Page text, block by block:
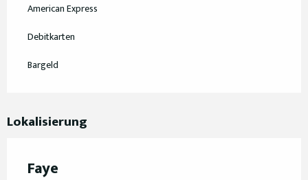
American Express
Debitkarten
Bargeld
Lokalisierung
Faye